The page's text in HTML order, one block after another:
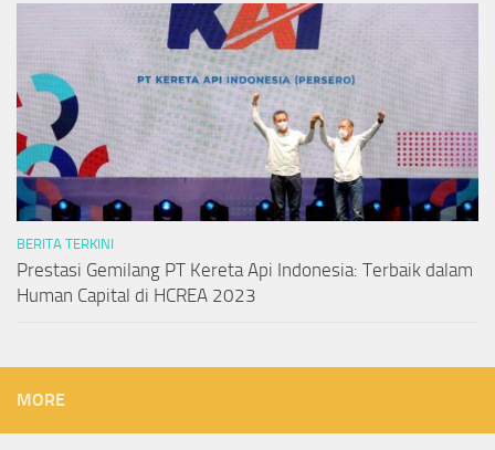
BERITA TERKINI
Prestasi Gemilang PT Kereta Api Indonesia: Terbaik dalam
Human Capital di HCREA 2023
MORE